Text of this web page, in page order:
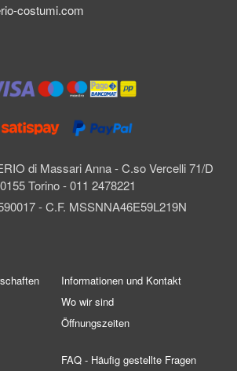
di Massari Anna - C.so Vercelli 71/D
Torino - 011 2478221
- C.F. MSSNNA46E59L219N
costumi.com
Informationen und Kontakt
Wo wir sind
Öffnungszeiten
FAQ - Häufig gestellte Fragen